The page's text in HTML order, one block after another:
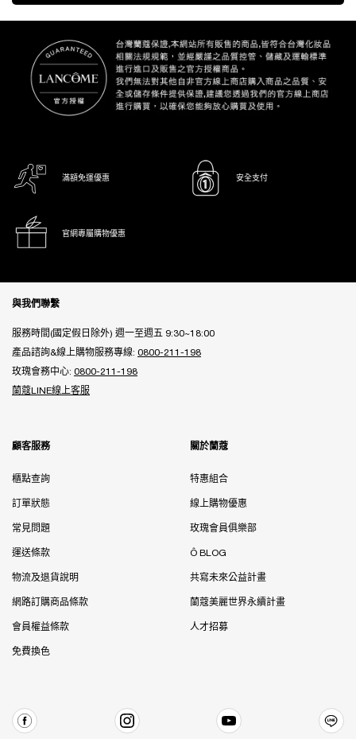
滿額免運優惠 安全支付
官網專屬購物優惠
與我們聯繫
服務時間(國定假日除外) 週一至週五 9:30~18:00
產品諮詢&線上購物服務專線: 0800-211-198
玫瑰會務中心: 0800-211-198
蘭蔻LINE線上客服
顧客服務
櫃點查詢
訂單狀態
常見問題
運送條款
物流及退貨說明
網路訂購商品條款
會員權益條款
免費換色
關於蘭蔻
特惠組合
線上購物優惠
玫瑰會員俱樂部
Ô BLOG
共寫未來公益計畫
蘭蔻美麗世界永續計畫
人才招募